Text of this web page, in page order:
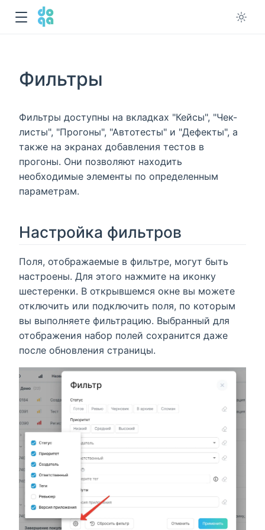
Фильтры
Фильтры доступны на вкладках "Кейсы", "Чек-
листы", "Прогоны", "Автотесты" и "Дефекты", а
также на экранах добавления тестов в
прогоны. Они позволяют находить
необходимые элементы по определенным
параметрам.
Настройка фильтров
Поля, отображаемые в фильтре, могут быть
настроены. Для этого нажмите на иконку
шестеренки. В открывшемся окне вы можете
отключить или подключить поля, по которым
вы выполняете фильтрацию. Выбранный для
отображения набор полей сохранится даже
после обновления страницы.